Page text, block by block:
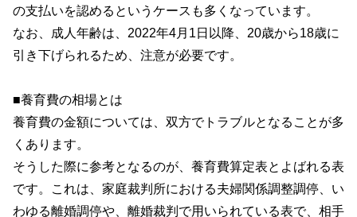
の支払いを認めるというケースも多くなっています。
なお、成人年齢は、2022年4月1日以降、20歳から18歳に
引き下げられるため、注意が必要です。
■養育費の相場とは
養育費の金額については、双方でトラブルとなることが多
くあります。
そうした際に参考となるのが、養育費算定表とよばれる表
です。これは、家庭裁判所における夫婦関係調整調停、い
わゆる離婚調停や、離婚裁判で用いられている表で、相手